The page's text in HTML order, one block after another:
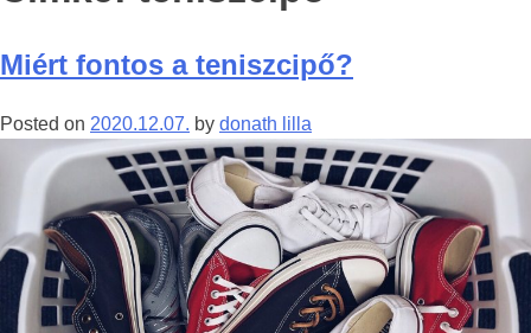
Miért fontos a teniszcipő?
Posted on 2020.12.07. by donath lilla